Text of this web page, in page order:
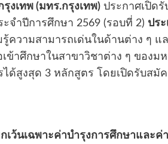
งเทพ (มทร.กรุงเทพ) ประกาศเปิด
ำปีการศึกษา 2569 (รอบที่ 2) ปร
ความสามารถเด่นในด้านต่าง ๆ แ
ข้าศึกษาในสาขาวิชาต่าง ๆ ของม
ด้สูงสุด 3 หลักสูตร โดยเปิดรับสมั
เว้นเฉพาะค่าบำรุงการศึกษาและ